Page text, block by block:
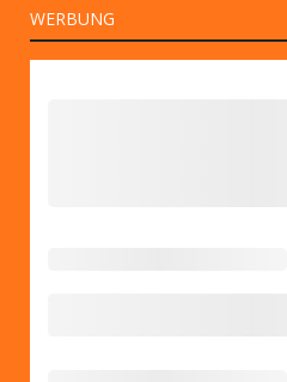
WERBUNG